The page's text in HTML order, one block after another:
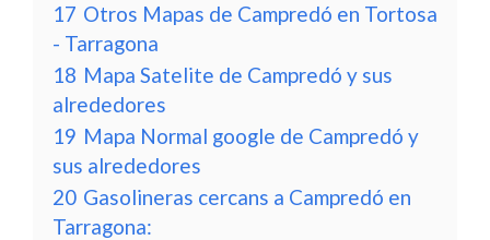
17 Otros Mapas de Campredó en Tortosa
- Tarragona
18 Mapa Satelite de Campredó y sus
alrededores
19 Mapa Normal google de Campredó y
sus alrededores
20 Gasolineras cercans a Campredó en
Tarragona: